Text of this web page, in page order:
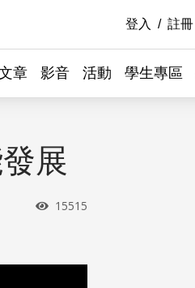
登入 註冊
章 影音 活動 學生專區
展
瀏覽次數
15515